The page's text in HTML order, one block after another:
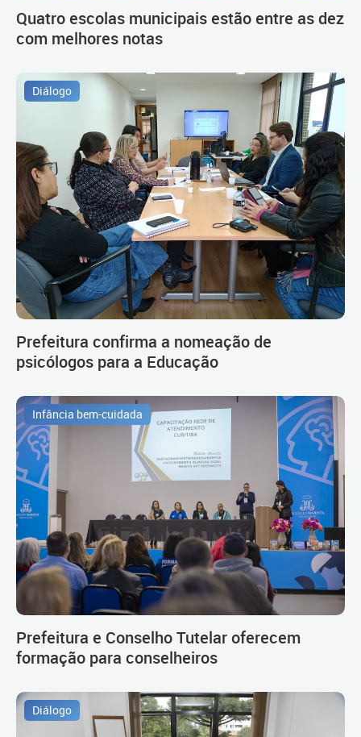
Quatro escolas municipais estão entre as dez
com melhores notas
Diálogo
Prefeitura confirma a nomeação de
psicólogos para a Educação
Infância bem-cuidada
Prefeitura e Conselho Tutelar oferecem
formação para conselheiros
Diálogo